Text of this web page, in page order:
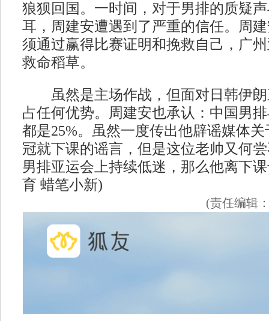
狼狈回国。一时间，对于男排的质疑
耳，周建安遭遇到了严重的信任。周
须通过赢得比赛证明和挽救自己，广
救命稻草。
虽然是主场作战，但面对日韩伊朗
占任何优势。周建安也承认：中国男
都是25%。虽然一度传出他辟谣媒体
冠就下课的谣言，但是这位老帅又何
男排亚运会上持续低迷，那么他离下
育 蜡笔小新)
(责任编辑